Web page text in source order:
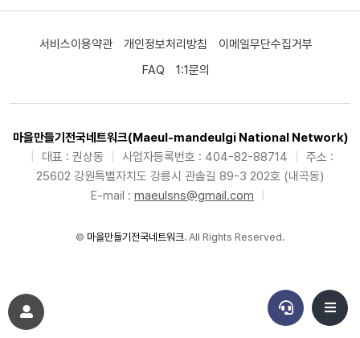
서비스이용약관 개인정보처리방침
이메일무단수집거부
FAQ
1:1문의
마을만들기전국네트워크(Maeul-mandeulgi National Network)
대표 : 권상동 사업자등록번호 : 404-82-88714
주소 :
25602 강원특별자치도 강릉시 관솔길 89-3 202호 (내곡동)
E-mail : maeulsns@gmail.com
© 마을만들기전국네트워크. All Rights Reserved.